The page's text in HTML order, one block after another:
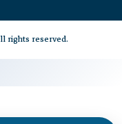
rights reserved.